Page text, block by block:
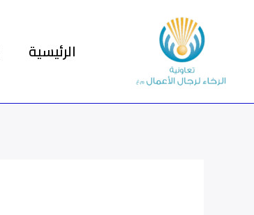
الرئيسية